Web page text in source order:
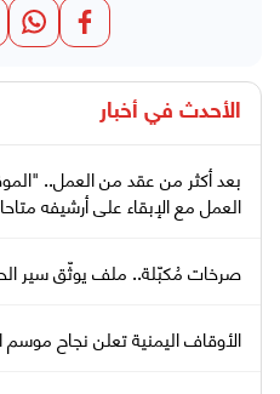
الأحدث في أخبار
بعد أكثر من عقد من العمل..
العمل مع الإبقاء على أرشيفه متاحا
صرخات مُكبّلة.. ملف يوثّق سير
الأوقاف اليمنية تعلن نجاح موسم الحج